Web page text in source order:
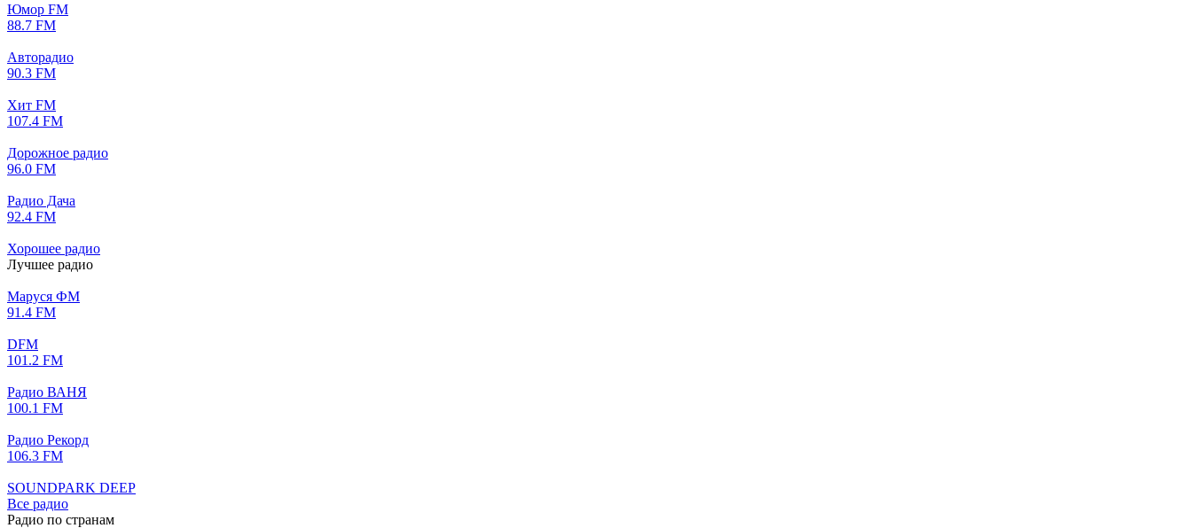
Юмор FM
88.7 FM
Авторадио
90.3 FM
Хит FM
107.4 FM
Дорожное радио
96.0 FM
Радио Дача
92.4 FM
Хорошее радио
Лучшее радио
Маруся ФМ
91.4 FM
DFM
101.2 FM
Радио ВАНЯ
100.1 FM
Радио Рекорд
106.3 FM
SOUNDPARK DEEP
Все радио
Радио по странам